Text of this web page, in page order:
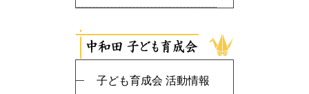
子ども育成会 活動情報